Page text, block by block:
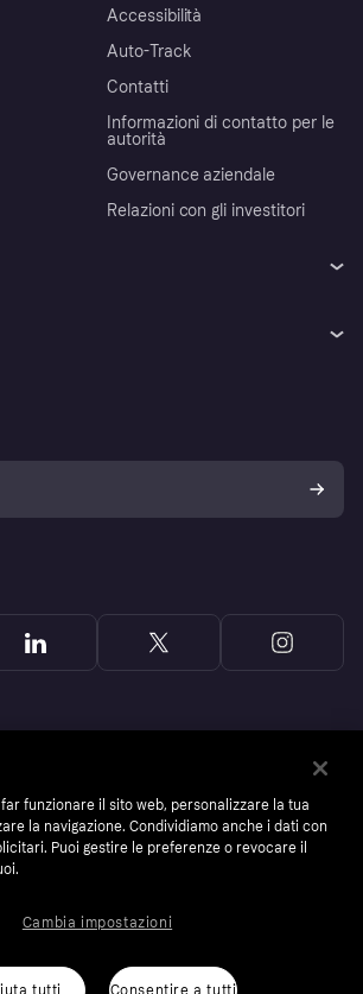
Accessibilità
Auto-Track
Contatti
Informazioni di contatto per le
autorità
Governance aziendale
Relazioni con gli investitori
funzionare il sito web, personalizzare la tua
la navigazione. Condividiamo anche i dati con
Puoi gestire le preferenze o revocare il
tutti Consentire a tutti
Cambia impostazioni